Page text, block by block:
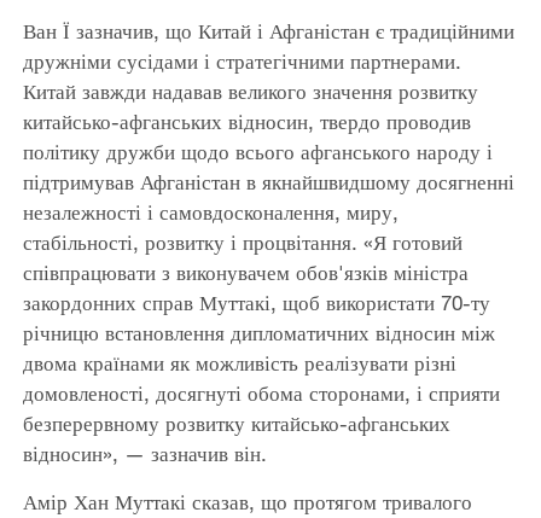
Ван Ї зазначив, що Китай і Афганістан є традиційними
дружніми сусідами і стратегічними партнерами.
Китай завжди надавав великого значення розвитку
китайсько-афганських відносин, твердо проводив
політику дружби щодо всього афганського народу і
підтримував Афганістан в якнайшвидшому досягненні
незалежності і самовдосконалення, миру,
стабільності, розвитку і процвітання. «Я готовий
співпрацювати з виконувачем обов'язків міністра
закордонних справ Муттакі, щоб використати 70-ту
річницю встановлення дипломатичних відносин між
двома країнами як можливість реалізувати різні
домовленості, досягнуті обома сторонами, і сприяти
безперервному розвитку китайсько-афганських
відносин», — зазначив він.
Амір Хан Муттакі сказав, що протягом тривалого